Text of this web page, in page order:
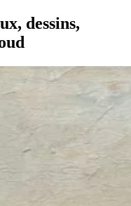
dessins,